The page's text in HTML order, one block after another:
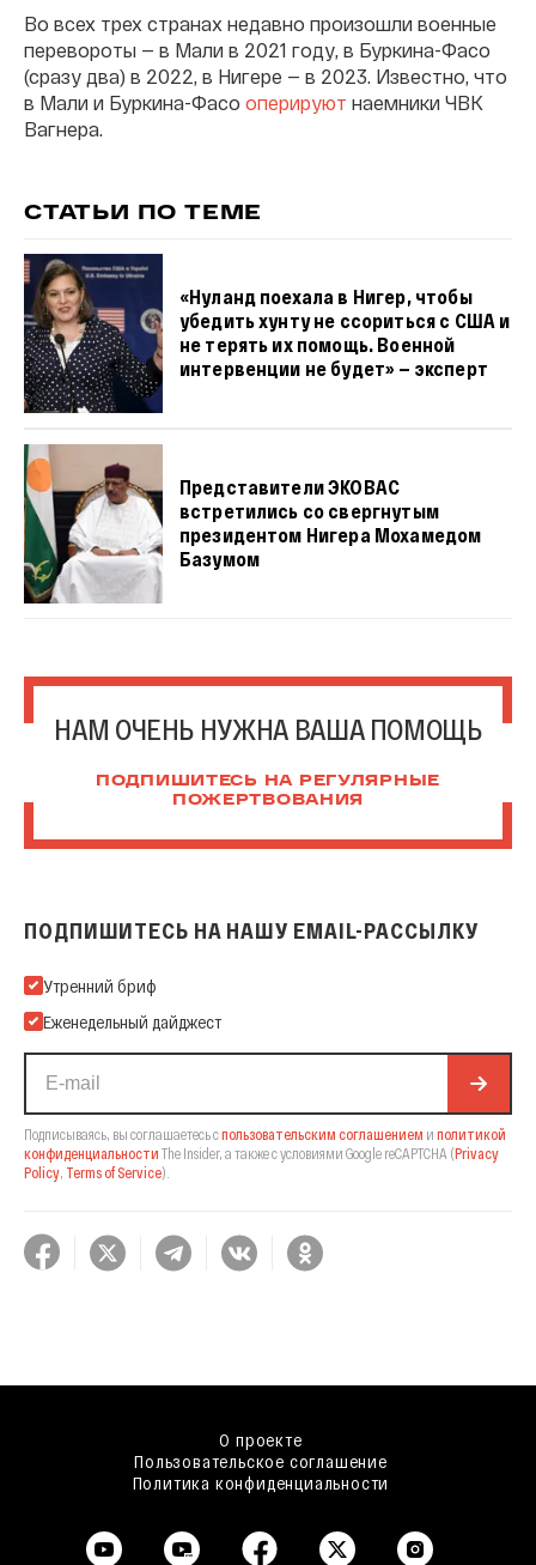
Во всех трех странах недавно произошли военные
перевороты — в Мали в 2021 году, в Буркина-Фасо
(сразу два) в 2022, в Нигере — в 2023. Известно, что
в Мали и Буркина-Фасо оперируют наемники ЧВК
Вагнера.
СТАТЬИ ПО ТЕМЕ
«Нуланд поехала в Нигер, чтобы
убедить хунту не ссориться с США и
не терять их помощь. Военной
интервенции не будет» — эксперт
Представители ЭКОВАС
встретились со свергнутым
президентом Нигера Мохамедом
Базумом
НАМ ОЧЕНЬ НУЖНА ВАША ПОМОЩЬ
ПОДПИШИТЕСЬ НА РЕГУЛЯРНЫЕ
ПОЖЕРТВОВАНИЯ
ПОДПИШИТЕСЬ НА НАШУ EMAIL-РАССЫЛКУ
Подпишитесь на нашу Email-рассылку
Утренний бриф
Еженедельный дайджест
Подписываясь, вы соглашаетесь спользовательским соглашением и политикой
конфиденциальности The Insider, а также с условиями Google reCAPTCHA (Privacy
Policy Terms of Service).
О проекте
Пользовательское соглашение
Политика конфиденциальности